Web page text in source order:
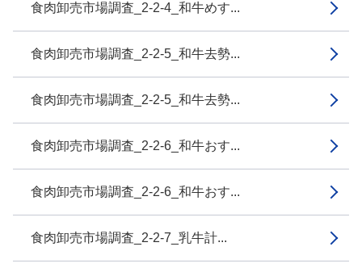
食肉卸売市場調査_2-2-4_和牛めす...
食肉卸売市場調査_2-2-5_和牛去勢...
食肉卸売市場調査_2-2-5_和牛去勢...
食肉卸売市場調査_2-2-6_和牛おす...
食肉卸売市場調査_2-2-6_和牛おす...
食肉卸売市場調査_2-2-7_乳牛計...